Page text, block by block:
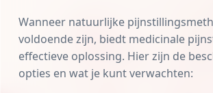
Wanneer natuurlijke
voldoende zijn, biedt medicinale
effectieve oplossing. Hier zijn de
opties en wat je kunt verwachten: